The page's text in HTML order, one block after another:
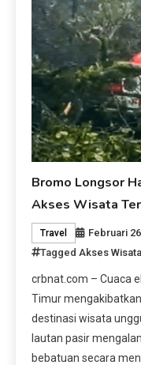
Bromo Longsor
Akses Wisata
Travel Februari
Tagged Akses Wisata
crbnat.com – Cuaca
Timur
destinasi wisata
lautan pasir
bebatuan secara